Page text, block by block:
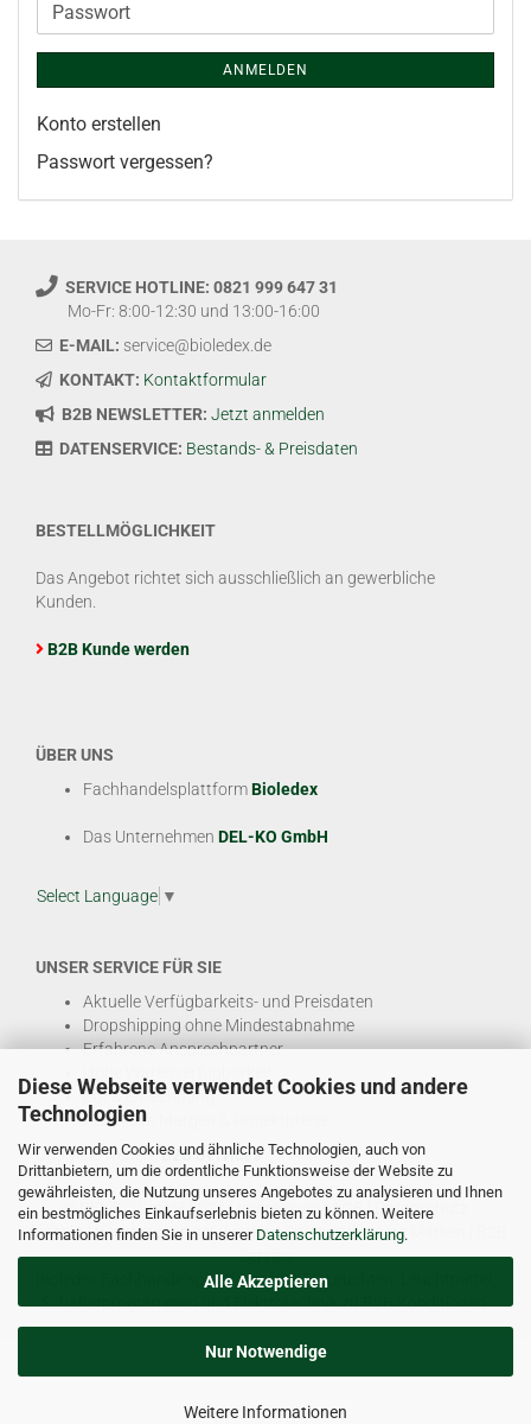
Diese Webseite verwendet Cookies und andere
Technologien
Wir verwenden Cookies und ähnliche Technologien, auch von
Drittanbietern, um die ordentliche Funktionsweise der Website zu
gewährleisten, die Nutzung unseres Angebotes zu analysieren und Ihnen
ein bestmögliches Einkaufserlebnis bieten zu können. Weitere
Informationen finden Sie in unserer Datenschutzerklärung.
Alle Akzeptieren
Nur Notwendige
Weitere Informationen
Passwort
ANMELDEN
Konto erstellen
Passwort vergessen?
SERVICE HOTLINE: 0821 999 647 31
Mo-Fr: 8:00-12:30 und 13:00-16:00
E-MAIL: service@bioledex.de
KONTAKT: Kontaktformular
B2B NEWSLETTER: Jetzt anmelden
DATENSERVICE: Bestands- & Preisdaten
BESTELLMÖGLICHKEIT
Das Angebot richtet sich ausschließlich an gewerbliche
Kunden.
B2B Kunde werden
ÜBER UNS
FachhandelsplattformBioledex
Das Unternehmen DEL-KO GmbH
Select Language ▼
UNSER SERVICE FÜR SIE
Aktuelle Verfügbarkeits- und Preisdaten
Dropshipping ohne Mindestabnahme
Erfahrene Ansprechpartner
Hohe Warenverfügbarkeit
EDI & E-Rechnung
Attraktive Margen & Projektpreise
Und viele weitereB2B Services
© DEL-KO GmbH 2026 |Impressum|AGB| Datenschutz
Kontakt|Vertriebspartner werden|Sitemap|Unsere Marken
Service
Bioledex Fachhandelsplattform für LED Leuchten, Leuchtmittel,
Schalterprogrammen und Elektrotechnik zu B2B Konditionen.